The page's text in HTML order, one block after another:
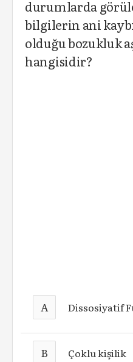
durumlarda
bilgilerin ani
olduğu bozukluk
hangisidir?
A Dissosiyatif
B Çoklu kişilik